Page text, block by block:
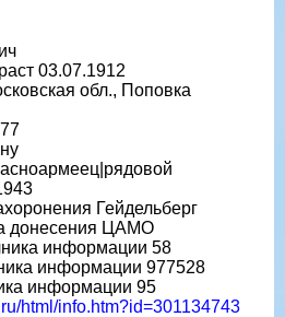
03.07.1912
обл., Поповка
Гейдельберг
донесения ЦАМО
информации 58
информации 977528
информации 95
html/info.htm?id=301134743